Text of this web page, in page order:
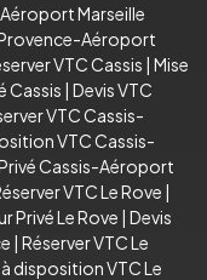
Marseille
Aéroport
VTC Cassis | Mise
Cassis | Devis VTC
VTC Cassis-
VTC Cassis-
Cassis-Aéroport
VTC Le Rove |
Privé Le Rove | Devis
| Réserver VTC Le
à disposition VTC Le